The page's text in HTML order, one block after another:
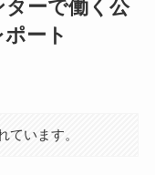
ターで働く公
ート
ています。